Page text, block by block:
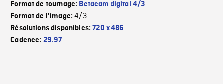
Format de tournage: Betacam digital 4/3
Format de l'image:4/3
Résolutions disponibles:720 x 486
Cadence: 29.97